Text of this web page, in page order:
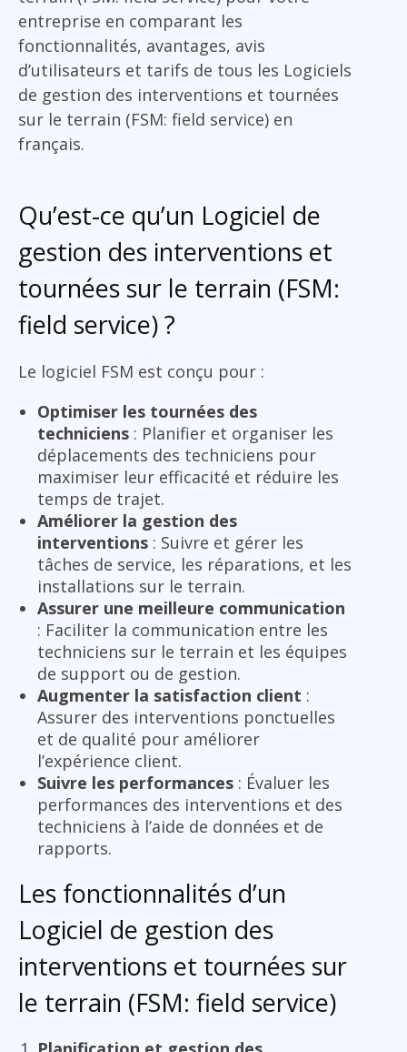
entreprise en comparant les
fonctionnalités, avantages, avis
d’utilisateurs et tarifs de tous les Logiciels
de gestion des interventions et tournées
sur le terrain (FSM: field service) en
français.
Qu’est-ce qu’un Logiciel de
gestion des interventions et
tournées sur le terrain (FSM:
field service) ?
Le logiciel FSM est conçu pour :
Optimiser les tournées des
techniciens : Planifier et organiser les
déplacements des techniciens pour
maximiser leur efficacité et réduire les
temps de trajet.
Améliorer la gestion des
interventions : Suivre et gérer les
tâches de service, les réparations, et les
installations sur le terrain.
Assurer une meilleure communication
: Faciliter la communication entre les
techniciens sur le terrain et les équipes
de support ou de gestion.
Augmenter la satisfaction client :
Assurer des interventions ponctuelles
et de qualité pour améliorer
l’expérience client.
Suivre les performances : Évaluer les
performances des interventions et des
techniciens à l’aide de données et de
rapports.
Les fonctionnalités d’un
Logiciel de gestion des
interventions et tournées sur
le terrain (FSM: field service)